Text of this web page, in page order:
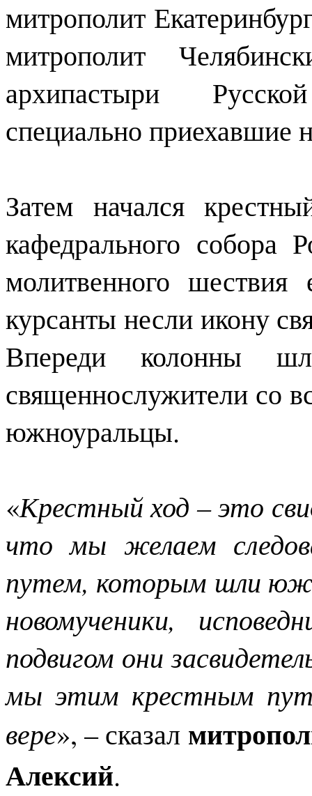
митрополит
митрополит
архипастыри
специально приехавшие
Затем начался
кафедрального собора
молитвенного шествия
курсанты несли икону
Впереди колонны
священнослужители со
южноуральцы.
«Крестный ход – это
что мы желаем
путем, которым шли
новомученики,
подвигом они
мы этим крестным
вере», – сказал
Алексий.